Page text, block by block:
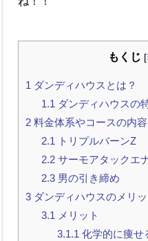
もくじ [
1 ダンディハウスとは？
1.1 ダンディハウスの
2 料金体系やコースの内容
2.1 トリプルバーンZ
2.2 サーモアタックエ
2.3 男の引き締め
3 ダンディハウスのメリ
3.1 メリット
3.1.1 化学的に痩せ